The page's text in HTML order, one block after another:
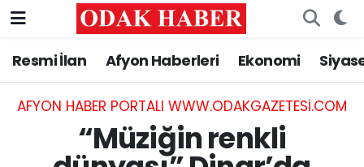
Resmi İlan Afyon Haberleri Ekonomi
AFYON HABER PORTALI WWW.ODAKGAZETESI.COM
“Müziğin renkli
AFYONKARAHİSAR HABERLERİ
Resmi İlan
ASAYİŞ
Nöbetçi Eczaneler
Hava Durumu
Trafik Durumu